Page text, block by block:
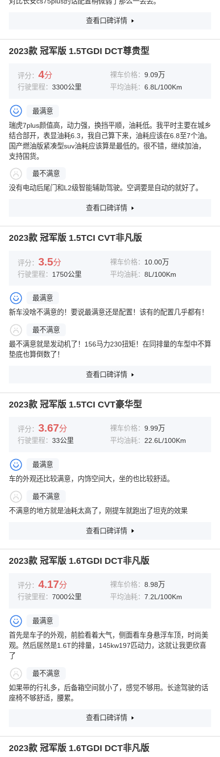
查看口碑详情
2023款 冠军版 1.5TGDI DCT尊贵型
评分： 4分 裸车价格： 9.09万
行驶里程： 3300公里 平均油耗： 6.8L/100Km
最满意
瑞虎7plus颜值高，动力强，换挡平顺，油耗低。我平时主要在城乡
结合部开，表显油耗6.3，我自己算下来，油耗应该在6.8至7个油。
国产燃油版紧凑型suv油耗应该算是最低的。很不错，继续加油，
支持国货。
最不满意
没有电动后尾门和L2级智能辅助驾驶。空调要是自动的就好了。
查看口碑详情
2023款 冠军版 1.5TCI CVT非凡版
评分： 3.5分 裸车价格： 10.00万
行驶里程： 1750公里 平均油耗： 8L/100Km
最满意
新车没啥不满意的！要说最满意还是配置！该有的配置几乎都有！
最不满意
最不满意就是发动机了！156马力230扭矩！在同排量的车型中不算
垫底也算倒数了！
查看口碑详情
2023款 冠军版 1.5TCI CVT豪华型
评分： 3.67分 裸车价格： 9.99万
行驶里程： 33公里 平均油耗： 22.6L/100Km
最满意
车的外观还比较满意，内饰空间大，坐的也比较舒适。
最不满意
不满意的地方就是油耗太高了，刚提车就跑出了坦克的效果
查看口碑详情
2023款 冠军版 1.6TGDI DCT非凡版
评分： 4.17分 裸车价格： 8.98万
行驶里程： 7000公里 平均油耗： 7.2L/100Km
最满意
首先是车子的外观，前脸看着大气，侧面看车身悬浮车顶，时尚美
观。然后居然是1.6T的排量，145kw197匹动力，这就让我更欣喜
了
最不满意
如果带的行礼多，后备箱空间就小了，感觉不够用。长途驾驶的话
座椅不够舒适，腰累。
查看口碑详情
2023款 冠军版 1.6TGDI DCT非凡版